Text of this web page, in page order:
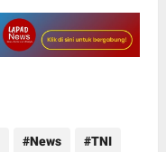
News TNI